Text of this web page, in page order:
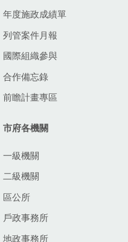
年度施政成績單
列管案件月報
國際組織參與
合作備忘錄
前瞻計畫專區
市府各機關
一級機關
二級機關
區公所
戶政事務所
地政事務所